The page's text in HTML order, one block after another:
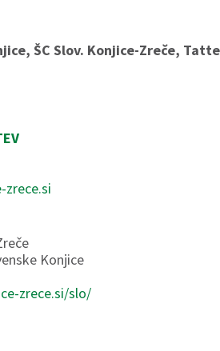
ŠC Slov. Konjice-Zreče,
zrece.si
Konjice
zrece.si/slo/